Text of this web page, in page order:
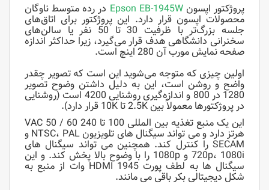
پروژکتور اپسونEpson EB-1945W در رده متوسط ​​ناوگان
محصولات اپسون قرار دارد. این پروژکتور برای اتاق‌های
جلسه بزرگ‌تر با ظرفیت 30 تا 50 نفر یا سالن‌های
سخنرانی دانشگاهی هدف قرار می‌گیرد، زیرا حداکثر اندازه
صفحه نمایش مورب آن 280 اینچ است.
اولین چیزی که متوجه می‌شوید این است که تصویر چقدر
واضح و روشن است، این به دلیل داشتن وضوح تصویر
1280 در 800 و اندازه‌گیری روشنایی 4200 است (روشنایی
در پروژکتورها معمولاً بین 2.5K تا 10K قرار دارد).
این یک منبع تغذیه بین المللی 100 تا 240 VAC 50 / 60
هرتز دارد و می تواند سیگنال های تلویزیون NTSC، PAL و
SECAM را کنترل کند. همچنین می تواند سیگنال های
720p، 1080i و 1080p را با وضوح بالا پخش کند. و این
سیگنال ها به لطف پورت HDMI 1945 وات از منبع به
شکل دیجیتالی بکر باقی می مانند.